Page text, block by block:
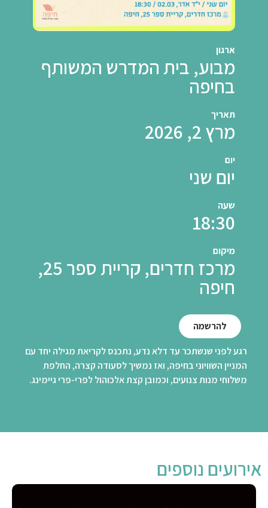
ארגון
מבוע, בית המדרש המשותף
בחיפה
תאריך
מרץ 2, 2026
יום
יום שני
שעה
18:30
מיקום
מרכז חדרים, קריית ספר 25,
חיפה
להרשמה
רגע לפני שנשתכר עד דלא נדע, נתכנס לקריאת מגילה יחד עם
המניין השוויוני בחיפה, ואז נמשיך לסעודה קצרה, החלפת
משלוחי מנות צנועים, וכמובן קצת אלכוהול לפרי-פרי גיימינג.
אירועים נוספים